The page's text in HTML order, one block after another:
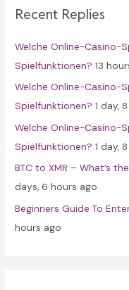
h
o
r
:
Recent Replies
Welche Online-Casino-
Spielfunktionen? 13
Welche Online-Casino-
Spielfunktionen? 1 day,
Welche Online-Casino-
Spielfunktionen? 1 day,
BTC to XMR – What’s
days, 6 hours ago
Beginners Guide To
hours ago